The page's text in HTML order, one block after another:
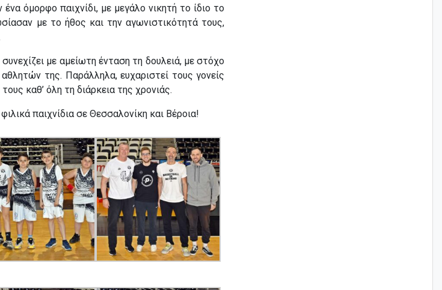
όμορφο παιχνίδι, με μεγάλο νικητή το ίδιο το
με το ήθος και την αγωνιστικότητά τους,
με αμείωτη ένταση τη δουλειά, με στόχο
της. Παράλληλα, ευχαριστεί τους γονείς
καθ’ όλη τη διάρκεια της χρονιάς.
παιχνίδια σε Θεσσαλονίκη και Βέροια!